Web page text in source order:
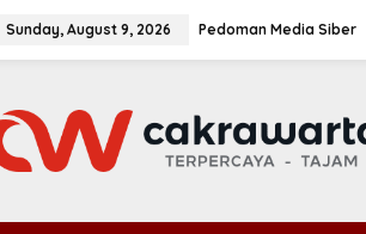
Sunday, August 9, 2026 Pedoman Media Siber